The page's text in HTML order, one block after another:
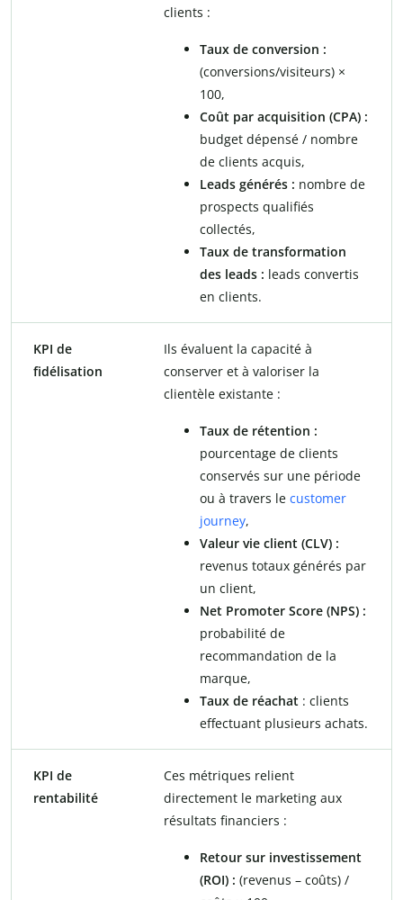
clients :
Taux de conversion :
(conversions/visiteurs) ×
100,
Coût par acquisition (CPA) :
budget dépensé / nombre
de clients acquis,
Leads générés : nombre de
prospects qualifiés
collectés,
Taux de transformation
des leads : leads convertis
en clients.
KPI de
fidélisation
Ils évaluent la capacité à
conserver et à valoriser la
clientèle existante :
Taux de rétention :
pourcentage de clients
conservés sur une période
ou à travers le customer
journey,
Valeur vie client (CLV) :
revenus totaux générés par
un client,
Net Promoter Score (NPS) :
probabilité de
recommandation de la
marque,
Taux de réachat : clients
effectuant plusieurs achats.
KPI de
rentabilité
Ces métriques relient
directement le marketing aux
résultats financiers :
Retour sur investissement
(ROI) : (revenus – coûts) /